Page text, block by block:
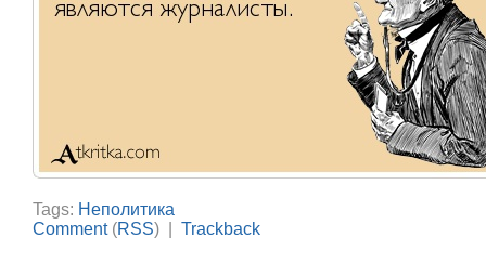
Tags: Неполитика
Comment(RSS) | Trackback